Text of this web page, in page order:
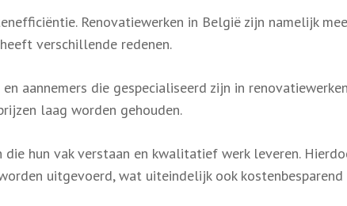
Renovatiewerken in België zijn namelijk
verschillende redenen.
aannemers die gespecialiseerd zijn in
laag worden gehouden.
hun vak verstaan en kwalitatief werk leveren.
uitgevoerd, wat uiteindelijk ook kostenbesparend